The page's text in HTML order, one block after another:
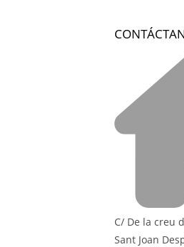
C/ De la creu
Sant Joan